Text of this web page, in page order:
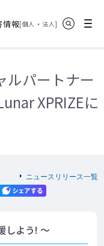
情報[個人 ・ 法人新規ウィンドウ
]
結し、Google Lunar
ルパートナー
XPRIZEに
ニュースリリース一覧
しよう! ～